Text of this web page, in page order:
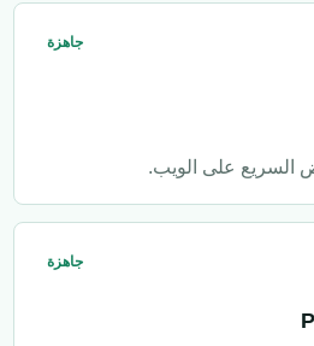
جاهزة
جاهزة